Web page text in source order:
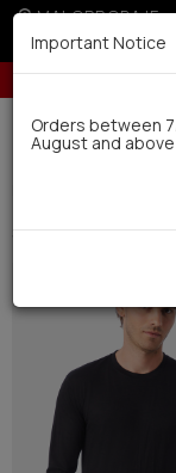
MALOPRODAJE
Besplatna
SORTIRATI
Important Notice
Orders between
August and above